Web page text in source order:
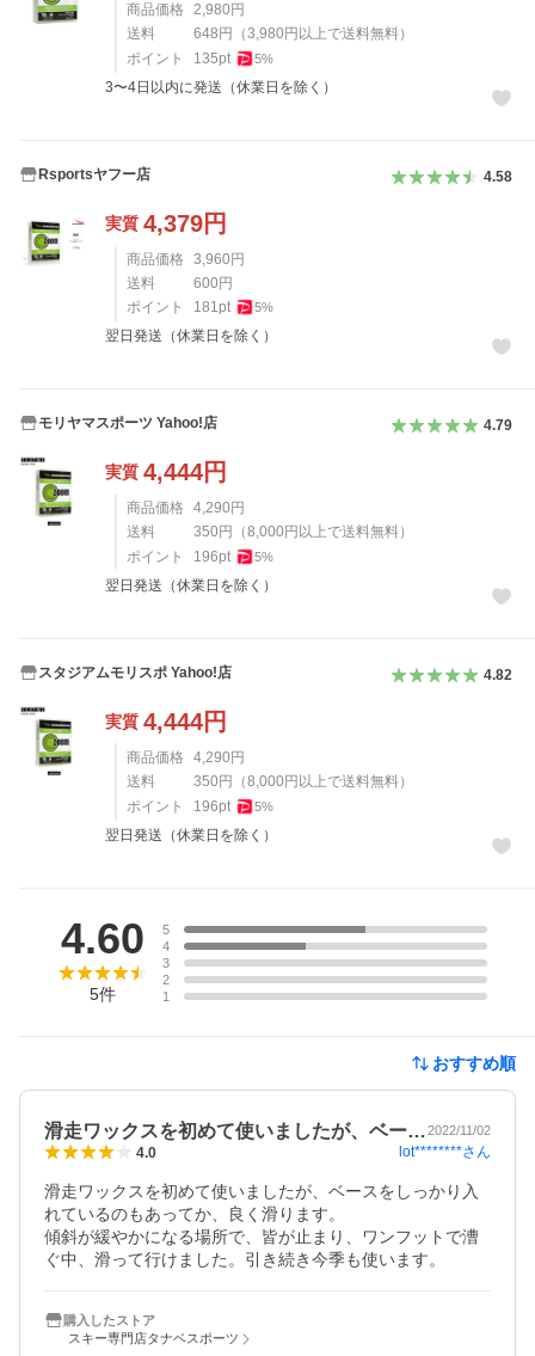
商品価格 2,980 円
送料
648 円 （3,980 円以上で送料無料）
ポイント
135pt 5%
3〜4日以内に発送（休業日を除く）
Rsportsヤフー店 4.58
実質 4,379円
商品価格 3,960 円
送料
600 円
ポイント
181pt 5%
翌日発送（休業日を除く）
モリヤマスポーツ Yahoo!店 4.79
実質 4,444円
商品価格 4,290 円
送料
350 円 （8,000 円以上で送料無料）
ポイント
196pt 5%
翌日発送（休業日を除く）
スタジアムモリスポ Yahoo!店 4.82
実質 4,444円
商品価格 4,290 円
送料
350 円 （8,000 円以上で送料無料）
ポイント
196pt 5%
翌日発送（休業日を除く）
4.60
5件
5
4
3
2
1
おすすめ順
滑走ワックスを初めて使いましたが、ベー…2022/11/02
4.0 lot********さん
滑走ワックスを初めて使いましたが、ベースをしっかり入
れているのもあってか、良く滑ります。
傾斜が緩やかになる場所で、皆が止まり、ワンフットで漕
ぐ中、滑って行けました。引き続き今季も使います。
購入したストア
スキー専門店タナベスポーツ